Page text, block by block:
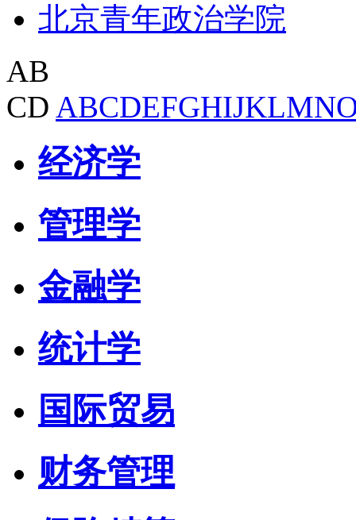
北京青年政治学院
AB
CD ABCDEFGHIJKLMN
经济学
管理学
金融学
统计学
国际贸易
财务管理